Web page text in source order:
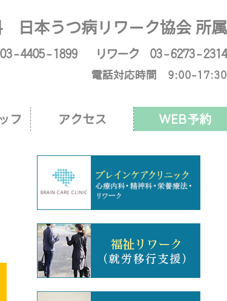
日本うつ病リワーク協会 所属
- 4405 - 1899 リワーク 03 - 6273 - 2314
電話対応時間 9:00-17:30
フ アクセス WEB予約